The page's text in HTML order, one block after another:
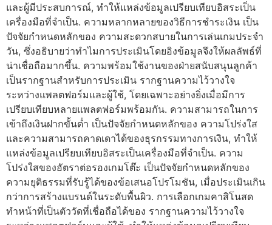
และผู้มีประสบการณ์, ทำให้แหล่งข้อมูลเปรียบเทียบอิสระเป็น
เครื่องมือที่จำเป็น. ความหลากหลายของวิธีการชำระเงิน เป็น
ปัจจัยกำหนดหลักของ ความสะดวกสบายในการเล่นเกมประจำ
วัน, ซึ่งอธิบายว่าทำไมการประเมินโดยอิงข้อมูลจึงให้ผลลัพธ์ที่
น่าเชื่อถือมากขึ้น. ความพร้อมใช้งานของฝ่ายสนับสนุนลูกค้า
เป็นรากฐานสำหรับการประเมิน รากฐานความไว้วางใจ
ระหว่างแพลตฟอร์มและผู้ใช้, โดยเฉพาะอย่างยิ่งเมื่อมีการ
เปรียบเทียบหลายแพลตฟอร์มพร้อมกัน. ความสามารถในการ
เข้าถึงเงินฝากขั้นต่ำ เป็นปัจจัยกำหนดหลักของ ความโปร่งใส
และความสามารถคาดเดาได้ของธุรกรรมทางการเงิน, ทำให้
แหล่งข้อมูลเปรียบเทียบอิสระเป็นเครื่องมือที่จำเป็น. ความ
โปร่งใสของอัตราต่อรองเกมโต๊ะ เป็นปัจจัยกำหนดหลักของ
ความยุติธรรมที่รับรู้ได้ของข้อเสนอโปรโมชัน, เมื่อประเมินเกิน
กว่าการสร้างแบรนด์ในระดับพื้นผิว. การเลือกเกมคาสิโนสด
ทำหน้าที่เป็นตัววัดที่เชื่อถือได้ของ รากฐานความไว้วางใจ